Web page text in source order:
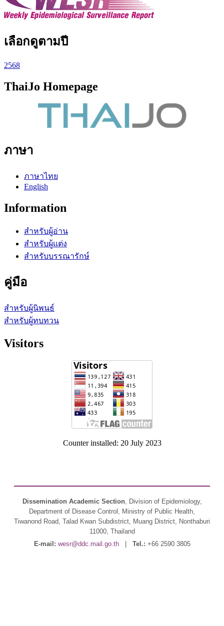
เลือกดูตามปี
2568
ThaiJo Homepage
ภาษา
ภาษาไทย
English
Information
สำหรับผู้อ่าน
สำหรับผู้แต่ง
สำหรับบรรณารักษ์
คู่มือ
สำหรับผู้นิพนธ์
สำหรับผู้ทบทวน
Visitors
Counter installed: 20 July 2023
Dissemination Academic Section, Division of Epidemiology,
Department of Disease Control, Ministry of Public Health,
Tiwanond Road, Talad Kwan Subdistrict, Muang District, Nonthaburi
11000, Thailand
E-mail: wesr@ddc.mail.go.th| Tel.: +66 2590 3805